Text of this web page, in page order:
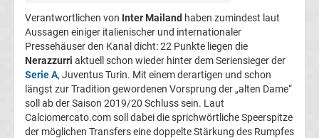
League
Europa
Conference
League
Verantwortlichen von Inter Mailand haben zumindest laut
Aussagen einiger italienischer und internationaler
Pressehäuser den Kanal dicht: 22 Punkte liegen die
Nerazzurri aktuell schon wieder hinter dem Seriensieger der
Serie A, Juventus Turin. Mit einem derartigen und schon
längst zur Tradition gewordenen Vorsprung der „alten Dame“
soll ab der Saison 2019/20 Schluss sein. Laut
Calciomercato.com soll dabei die sprichwörtliche Speerspitze
der möglichen Transfers eine doppelte Stärkung des Rumpfes